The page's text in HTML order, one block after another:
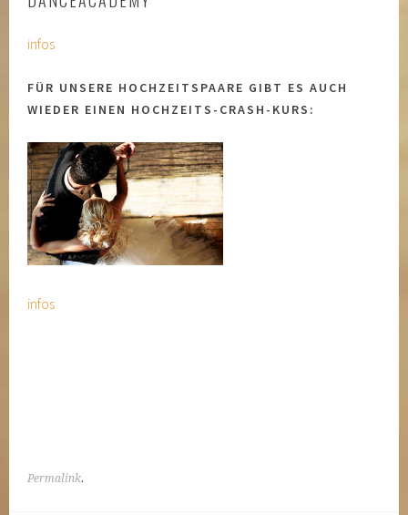
infos
FÜR UNSERE HOCHZEITSPAARE GIBT ES AUCH
WIEDER EINEN HOCHZEITS-CRASH-KURS:
infos
Permalink.